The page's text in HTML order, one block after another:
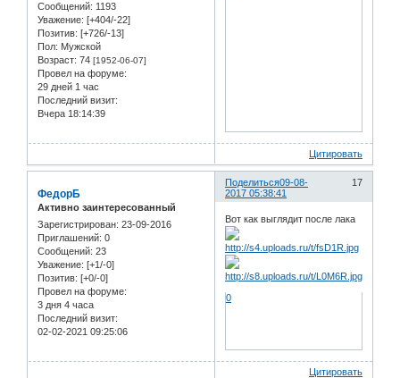
Сообщений: 1193
Уважение: [+404/-22]
Позитив: [+726/-13]
Пол: Мужской
Возраст: 74 [1952-06-07]
Провел на форуме:
29 дней 1 час
Последний визит:
Вчера 18:14:39
Цитировать
Поделиться 17
09-08-
2017 05:38:41
ФедорБ
Активно заинтересованный
Зарегистрирован: 23-09-2016
Приглашений: 0
Сообщений: 23
Уважение: [+1/-0]
Позитив: [+0/-0]
Провел на форуме:
3 дня 4 часа
Последний визит:
02-02-2021 09:25:06
Вот как выглядит после лака
0
Цитировать